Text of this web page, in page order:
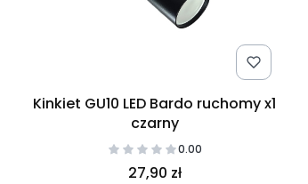
Kinkiet GU10 LED Bardo ruchomy x1
czarny
0.00
27,90 zł